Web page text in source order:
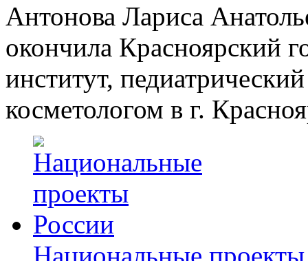
Антонова Лариса
окончила Красноярский
институт,
косметологом в г.
Национальные